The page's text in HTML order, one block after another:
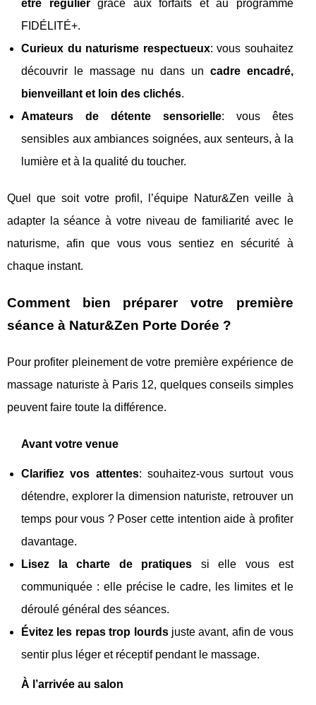
être réguliergrâce aux forfaits et au programme
FIDÉLITÉ+.
Curieux du naturisme respectueux: vous souhaitez
découvrir le massage nu dans un cadre encadré,
bienveillant et loin des clichés.
Amateurs de détente sensorielle: vous êtes
sensibles aux ambiances soignées, aux senteurs, à la
lumière et à la qualité du toucher.
Quel que soit votre profil, l’équipe Natur&Zen veille à
adapter la séance à votre niveau de familiarité avec le
naturisme, afin que vous vous sentiez en sécurité à
chaque instant.
Comment bien préparer votre première
séance à Natur&Zen Porte Dorée ?
Pour profiter pleinement de votre première expérience de
massage naturiste à Paris 12, quelques conseils simples
peuvent faire toute la différence.
Avant votre venue
Clarifiez vos attentes: souhaitez-vous surtout vous
détendre, explorer la dimension naturiste, retrouver un
temps pour vous ? Poser cette intention aide à profiter
davantage.
Lisez la charte de pratiques si elle vous est
communiquée : elle précise le cadre, les limites et le
déroulé général des séances.
Évitez les repas trop lourdsjuste avant, afin de vous
sentir plus léger et réceptif pendant le massage.
À l’arrivée au salon